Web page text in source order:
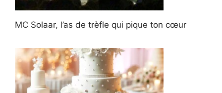
MC Solaar, l’as de trèfle qui pique ton cœur